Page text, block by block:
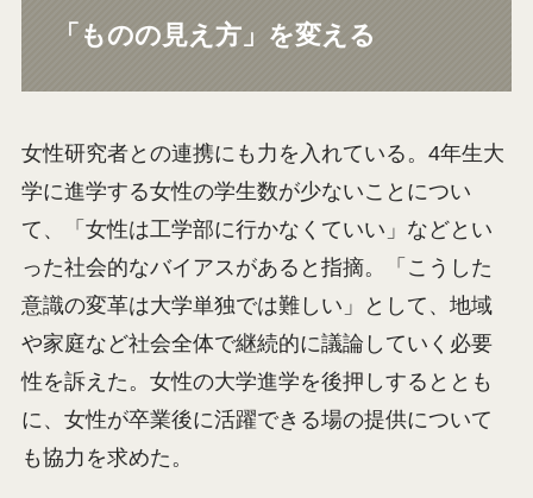
「ものの見え方」を変える
女性研究者との連携にも力を入れている。4年生大
学に進学する女性の学生数が少ないことについ
て、「女性は工学部に行かなくていい」などとい
った社会的なバイアスがあると指摘。「こうした
意識の変革は大学単独では難しい」として、地域
や家庭など社会全体で継続的に議論していく必要
性を訴えた。女性の大学進学を後押しするととも
に、女性が卒業後に活躍できる場の提供について
も協力を求めた。